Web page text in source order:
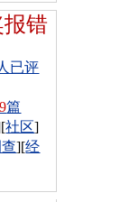
错
已评
篇
社区]
][经